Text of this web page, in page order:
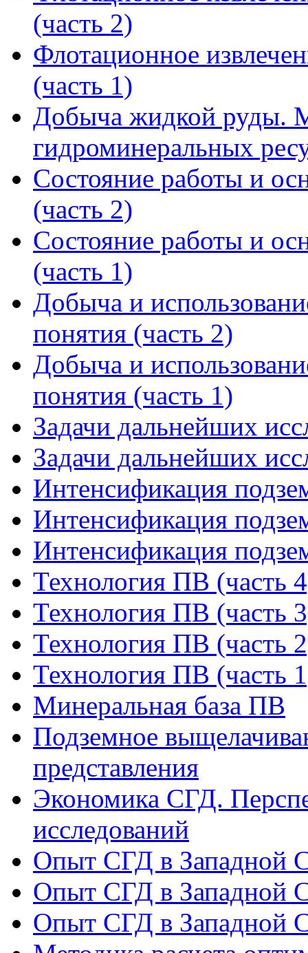
(часть 2)
Флотационное
(часть 1)
Добыча жидкой руды.
гидроминеральных
Состояние работы и
(часть 2)
Состояние работы и
(часть 1)
Добыча и
понятия (часть 2)
Добыча и
понятия (часть 1)
Задачи дальнейших
Задачи дальнейших
Интенсификация
Интенсификация
Интенсификация
Технология ПВ (часть
Технология ПВ (часть
Технология ПВ (часть
Технология ПВ (часть
Минеральная база ПВ
Подземное
представления
Экономика СГД.
исследований
Опыт СГД в Западной
Опыт СГД в Западной
Опыт СГД в Западной